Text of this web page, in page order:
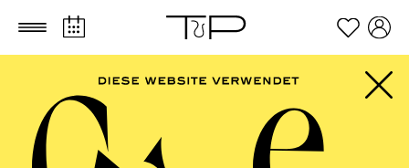
Zum Hauptinhalt springen Zum Footer springen
FILTER